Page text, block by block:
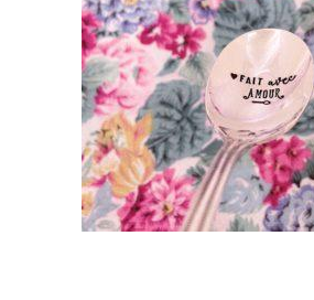
CUILLÈRE ATYPIQUE
FAIT AVEC AMOUR
35,00
€
LIRE LA SUITE